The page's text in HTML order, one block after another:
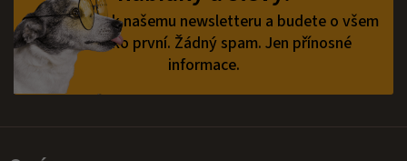
v
ý
p
i
Přihlaste se k našemu newsletteru a budete o všem
vědět jako první. Žádný spam. Jen přínosné
informace.